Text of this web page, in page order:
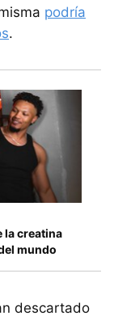
podría
.
la creatina
mundo
descartado